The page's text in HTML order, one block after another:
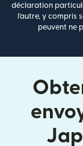
déclaration
l'autre, y compris
peuvent ne